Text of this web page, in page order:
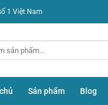
1 Việt Nam
Sản phẩm Blog